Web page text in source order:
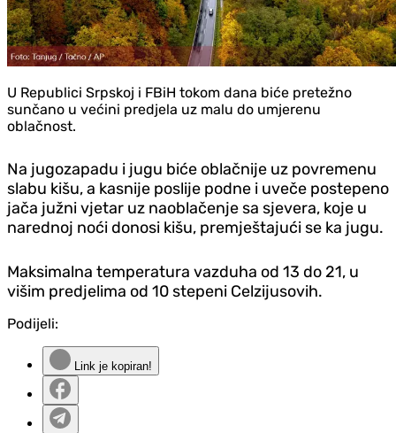
U Republici Srpskoj i FBiH tokom dana biće pretežno
sunčano u većini predjela uz malu do umjerenu
oblačnost.
Na jugozapadu i jugu biće oblačnije uz povremenu
slabu kišu, a kasnije poslije podne i uveče postepeno
jača južni vjetar uz naoblačenje sa sjevera, koje u
narednoj noći donosi kišu, premještajući se ka jugu.
Maksimalna temperatura vazduha od 13 do 21, u
višim predjelima od 10 stepeni Celzijusovih.
Podijeli:
Link je kopiran!